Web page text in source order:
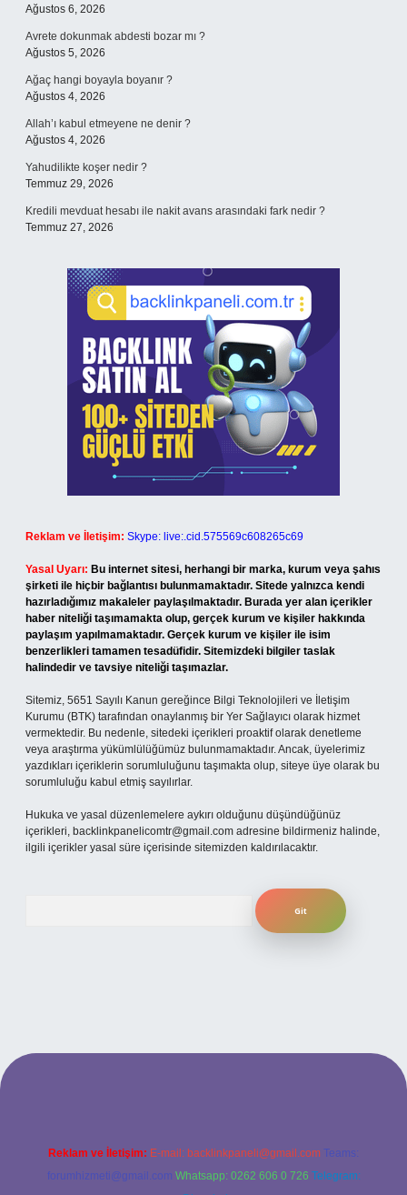
Ağustos 6, 2026
Avrete dokunmak abdesti bozar mı ?
Ağustos 5, 2026
Ağaç hangi boyayla boyanır ?
Ağustos 4, 2026
Allah’ı kabul etmeyene ne denir ?
Ağustos 4, 2026
Yahudilikte koşer nedir ?
Temmuz 29, 2026
Kredili mevduat hesabı ile nakit avans arasındaki fark nedir ?
Temmuz 27, 2026
Reklam ve İletişim: Skype: live:.cid.575569c608265c69
Yasal Uyarı: Bu internet sitesi, herhangi bir marka, kurum veya şahıs
şirketi ile hiçbir bağlantısı bulunmamaktadır. Sitede yalnızca kendi
hazırladığımız makaleler paylaşılmaktadır. Burada yer alan içerikler
haber niteliği taşımamakta olup, gerçek kurum ve kişiler hakkında
paylaşım yapılmamaktadır. Gerçek kurum ve kişiler ile isim
benzerlikleri tamamen tesadüfidir. Sitemizdeki bilgiler taslak
halindedir ve tavsiye niteliği taşımazlar.
Sitemiz, 5651 Sayılı Kanun gereğince Bilgi Teknolojileri ve İletişim
Kurumu (BTK) tarafından onaylanmış bir Yer Sağlayıcı olarak hizmet
vermektedir. Bu nedenle, sitedeki içerikleri proaktif olarak denetleme
veya araştırma yükümlülüğümüz bulunmamaktadır. Ancak, üyelerimiz
yazdıkları içeriklerin sorumluluğunu taşımakta olup, siteye üye olarak bu
sorumluluğu kabul etmiş sayılırlar.
Hukuka ve yasal düzenlemelere aykırı olduğunu düşündüğünüz
içerikleri, backlinkpanelicomtr@gmail.com adresine bildirmeniz halinde,
ilgili içerikler yasal süre içerisinde sitemizden kaldırılacaktır.
Reklam ve İletişim: E-mail: backlinkpaneli@gmail.com Teams:
forumhizmeti@gmail.com Whatsapp: 0262 606 0 726 Telegram: